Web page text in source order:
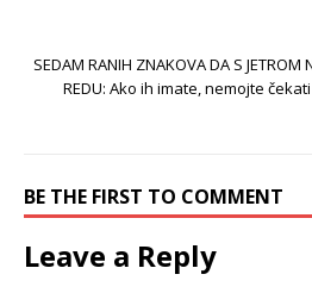
SEDAM RANIH ZNAKOVA DA S JETROM
REDU: Ako ih imate, nemojte
BE THE FIRST TO COMMENT
Leave a Reply